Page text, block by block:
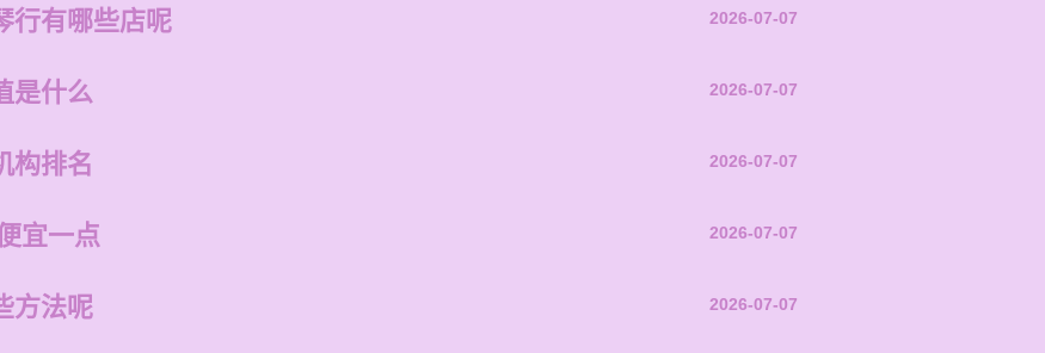
行有哪些店呢 2026-07-07
是什么 2026-07-07
构排名 2026-07-07
宜一点 2026-07-07
方法呢 2026-07-07